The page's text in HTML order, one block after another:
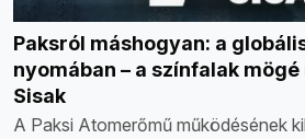
Paksról máshogyan: a
nyomában – a színfalak
Sisak
A Paksi Atomerőmű működésének